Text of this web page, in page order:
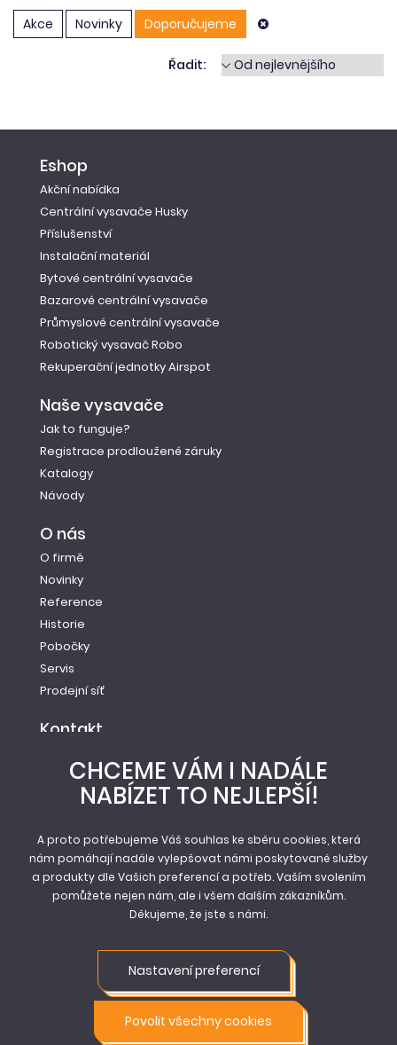
Akce Novinky Doporučujeme
Řadit:
Eshop
Akční nabídka
Centrální vysavače Husky
Příslušenství
Instalační materiál
Bytové centrální vysavače
Bazarové centrální vysavače
Průmyslové centrální vysavače
Robotický vysavač Robo
Rekuperační jednotky Airspot
Naše vysavače
Jak to funguje?
Registrace prodloužené záruky
Katalogy
Návody
O nás
O firmě
Novinky
Reference
Historie
Pobočky
Servis
Prodejní síť
Kontakt
E-mail: info@newag.cz
Kontaktní formulář
Vestecká 104
252 41, Zlatníky - Hodkovice
Obchodní podmínky
Ochrana osobních údajů
Nastavení cookie
Vstup pro partnery
CHCEME VÁM I NADÁLE
NABÍZET TO NEJLEPŠÍ!
A proto potřebujeme Váš souhlas ke sběru cookies, která
nám pomáhají nadále vylepšovat námi poskytované služby
a produkty dle Vašich preferencí a potřeb. Vaším svolením
pomůžete nejen nám, ale i všem dalším zákazníkům.
Děkujeme, že jste s námi.
Nastavení preferencí
Povolit všechny cookies